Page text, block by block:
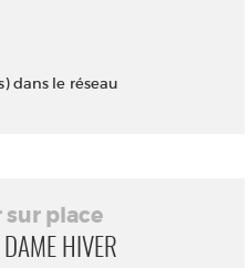
dans le réseau
place
HIVER